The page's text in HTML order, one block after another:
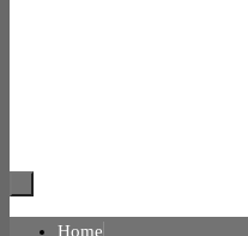
Zum
Home